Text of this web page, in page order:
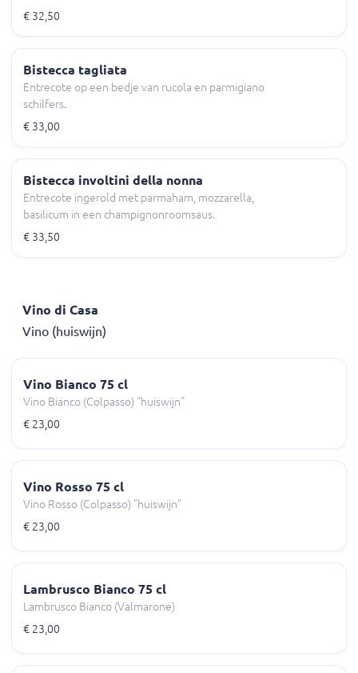
€ 32,50
Bistecca tagliata
Entrecote op een bedje van rucola en parmigiano
schilfers.
€ 33,00
Bistecca involtini della nonna
Entrecote ingerold met parmaham, mozzarella,
basilicum in een champignonroomsaus.
€ 33,50
Vino di Casa
Vino (huiswijn)
Vino Bianco 75 cl
Vino Bianco (Colpasso) "huiswijn"
€ 23,00
Vino Rosso 75 cl
Vino Rosso (Colpasso) "huiswijn"
€ 23,00
Lambrusco Bianco 75 cl
Lambrusco Bianco (Valmarone)
€ 23,00